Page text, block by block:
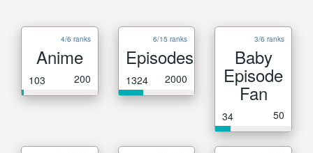
4/6 ranks
Anime
103 200
6/15 ranks
Episodes
1324 2000
3/6 ranks
Baby
Episode
Fan
34 50